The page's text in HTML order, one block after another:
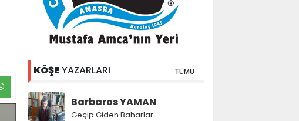
KÖŞEYAZARLARI TÜMÜ
Barbaros YAMAN
Geçip Giden Baharlar